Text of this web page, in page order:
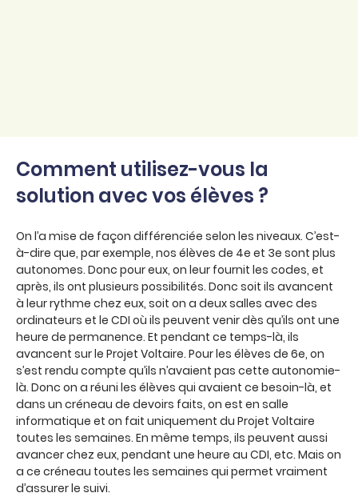
Comment utilisez-vous la
solution avec vos élèves ?
On l’a mise de façon différenciée selon les niveaux. C’est-
à-dire que, par exemple, nos élèves de 4e et 3e sont plus
autonomes. Donc pour eux, on leur fournit les codes, et
après, ils ont plusieurs possibilités. Donc soit ils avancent
à leur rythme chez eux, soit on a deux salles avec des
ordinateurs et le CDI où ils peuvent venir dès qu’ils ont une
heure de permanence. Et pendant ce temps-là, ils
avancent sur le Projet Voltaire. Pour les élèves de 6e, on
s’est rendu compte qu’ils n’avaient pas cette autonomie-
là. Donc on a réuni les élèves qui avaient ce besoin-là, et
dans un créneau de devoirs faits, on est en salle
informatique et on fait uniquement du Projet Voltaire
toutes les semaines. En même temps, ils peuvent aussi
avancer chez eux, pendant une heure au CDI, etc. Mais on
a ce créneau toutes les semaines qui permet vraiment
d’assurer le suivi.